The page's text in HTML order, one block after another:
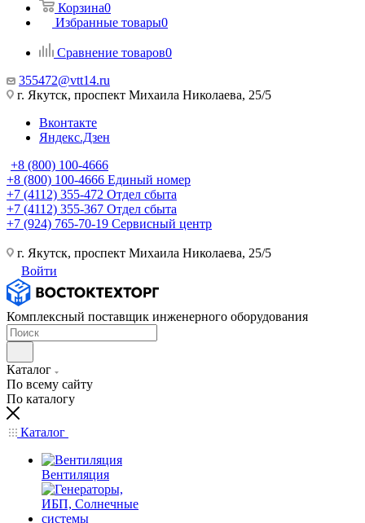
Корзина0
Избранные товары0
Сравнение товаров0
355472@vtt14.ru
г. Якутск, проспект Михаила Николаева, 25/5
Вконтакте
Яндекс.Дзен
+8 (800) 100-4666
+8 (800) 100-4666 Единый номер
+7 (4112) 355-472 Отдел сбыта
+7 (4112) 355-367 Отдел сбыта
+7 (924) 765-70-19 Сервисный центр
г. Якутск, проспект Михаила Николаева, 25/5
Войти
Комплексный поставщик инженерного оборудования
Каталог
По всему сайту
По каталогу
Каталог
Вентиляция